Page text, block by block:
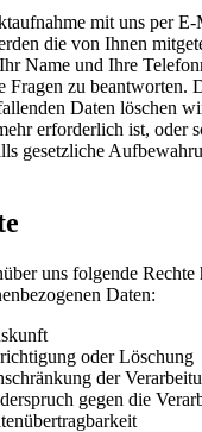
mit uns per E-
die von Ihnen
Name und Ihre
Fragen zu beantworten.
Daten löschen
erforderlich ist, oder
gesetzliche
uns folgende
Daten:
oder Löschung
der
gegen die